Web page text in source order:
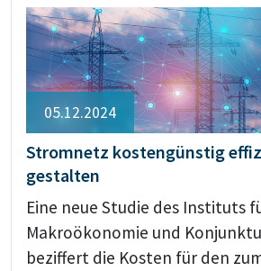
05.12.2024
Stromnetz kostengünstig
gestalten
Eine neue Studie des Instituts
Makroökonomie und
beziffert die Kosten für den